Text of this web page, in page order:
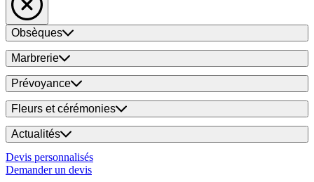
Obsèques
Marbrerie
Prévoyance
Fleurs et cérémonies
Actualités
Devis personnalisés
Demander un devis